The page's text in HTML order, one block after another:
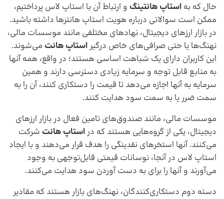
حال که به استاپ هانتینگ و ارتباط آن با استاپ لاس پرداختیم،
ممکن است سوالاتی درباره هویت استاپ هانترها داشته باشید.
در بازار ارزهای دیجیتال، نهاد‌های مختلفی مانند موسسات مالی،
نهنگ‌ها یا حتی صرافی‌های خاص درگیراستاپ هانت می‌شوند.
این کاربران دارای یک شباهت اساسی هستند؛ در واقع، همه آنها
به منابع قابل توجه و سرمایه زیادی دسترسی دارند و همین
سرمایه به آنها اجازه می‌دهد تا قیمت را دستکاری کنند، آن را به
سمت ضرر یا به سمت سود هدایت کنند. ‌
موسسات مالی، مانند صندوق‌های تامین فعال در بازار ارز‌های
دیجیتال، یکی از گروه‌هایی هستند که دراستاپ هانت شرکت
می‌کنند. آنها استخر‌های نقدینگی را هدف قرار می‌دهند و با ایجاد
استاپ لاس در آنجا، نوسانات قیمتی قابل‌توجهی به وجود
می‌آورند و آنها را برای به‌ دست آوردن سود هدایت می‌کنند.
دسته دوم دستکاری‌کنندگان، نهنگ‌های بازار هستند که مقادیر